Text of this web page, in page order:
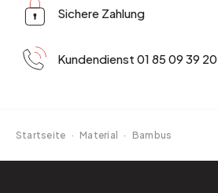
Sichere Zahlung
Kundendienst 01 85 09 39 20
Startseite · Material · Bambus